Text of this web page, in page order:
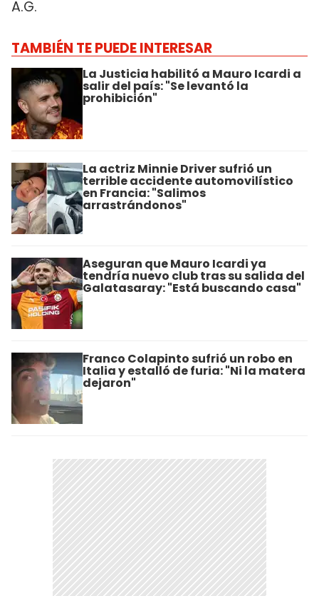
A.G.
TAMBIÉN TE PUEDE INTERESAR
La Justicia habilitó a Mauro Icardi a
salir del país: "Se levantó la
prohibición"
La actriz Minnie Driver sufrió un
terrible accidente automovilístico
en Francia: "Salimos
arrastrándonos"
Aseguran que Mauro Icardi ya
tendría nuevo club tras su salida del
Galatasaray: "Está buscando casa"
Franco Colapinto sufrió un robo en
Italia y estalló de furia: "Ni la matera
dejaron"